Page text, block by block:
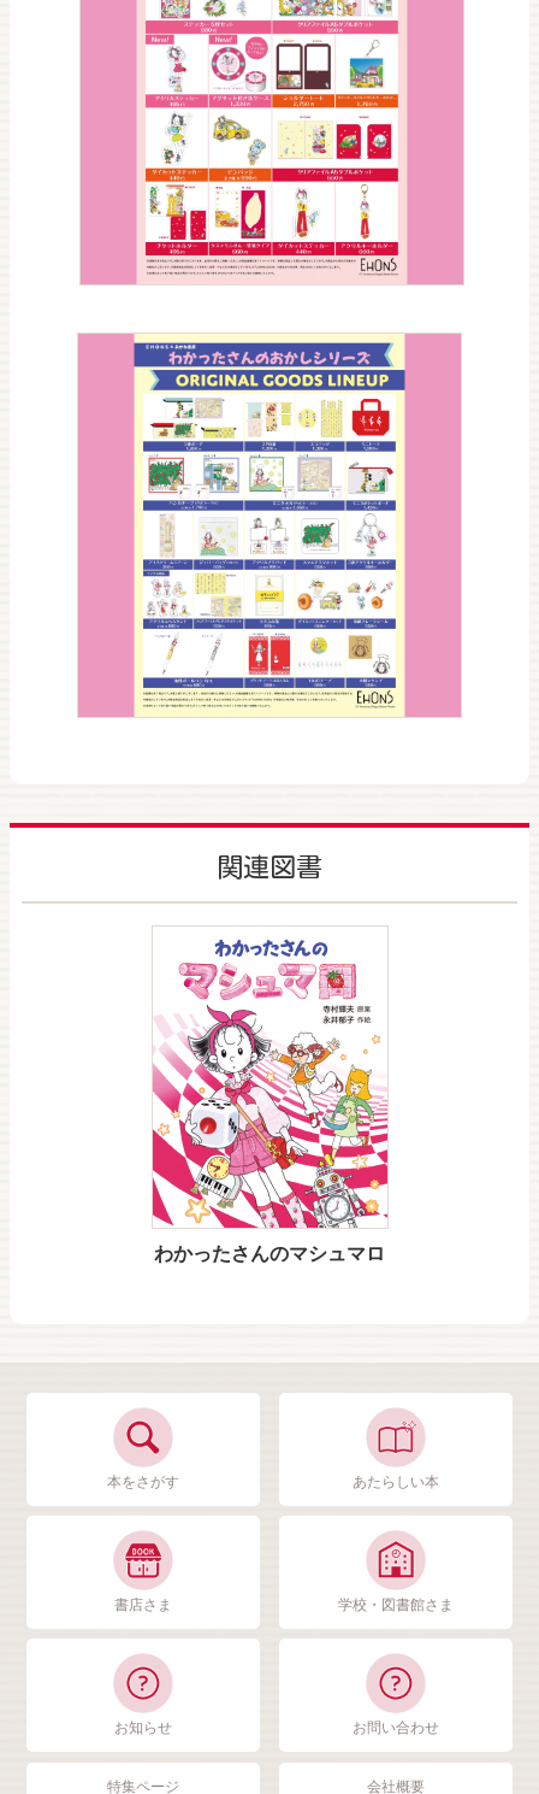
関連図書
わかったさんのマシュマロ
本をさがす あたらしい本
書店さま 学校・図書館さま
お知らせ お問い合わせ
特集ページ 会社概要